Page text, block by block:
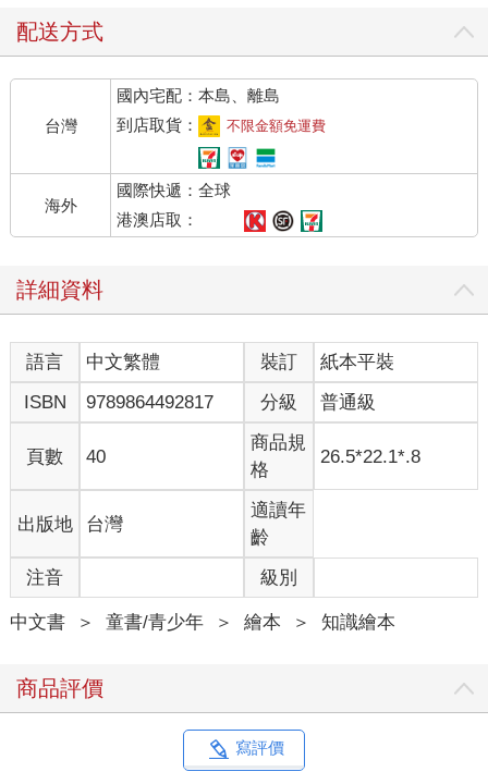
配送方式
台灣
國內宅配：本島、離島
到店取貨：
不限金額免運費
海外
國際快遞：全球
港澳店取：
詳細資料
語言 中文繁體 裝訂
紙本平裝
ISBN
9789864492817 分級 普通級
頁數 40
商品規
格
26.5*22.1*.8
出版地 台灣
適讀年
齡
注音
級別
中文書 ＞ 童書/青少年 ＞ 繪本 ＞ 知識繪本
商品評價
寫評價